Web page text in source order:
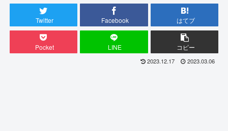
Twitter Facebook はてブ
Pocket LINE コピー
2023.12.17 2023.03.06